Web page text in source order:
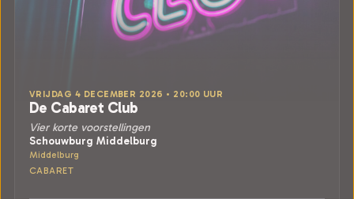
VRIJDAG 4 DECEMBER 2026 • 20:00 UUR
De Cabaret Club
Vier korte voorstellingen
Schouwburg Middelburg
Middelburg
CABARET